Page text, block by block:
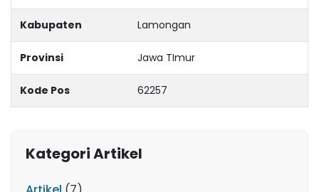
Kabupaten Lamongan
Provinsi Jawa TImur
Kode Pos 62257
Kategori Artikel